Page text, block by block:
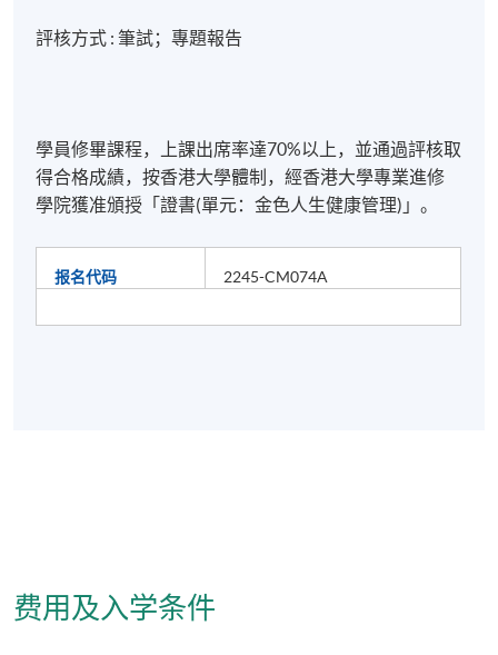
評核方式 : 筆試；專題報告
學員修畢課程，上課出席率達70%以上，並通過評核取
得合格成績，按香港大學體制，經香港大學專業進修
學院獲准頒授「證書(單元：金色人生健康管理)」。
报名代码 2245-CM074A
费用及入学条件